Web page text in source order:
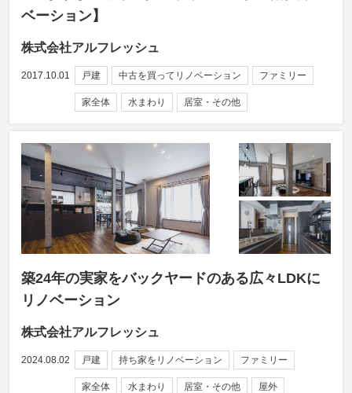
ベーション】
株式会社アルフレッシュ
2017.10.01 戸建 中古を買ってリノベーション ファミリー
家全体 水まわり 居室・その他
築24年の実家をバックヤードのある広々LDKに
リノベーション
株式会社アルフレッシュ
2024.08.02 戸建 持ち家をリノベーション ファミリー
家全体 水まわり 居室・その他 屋外